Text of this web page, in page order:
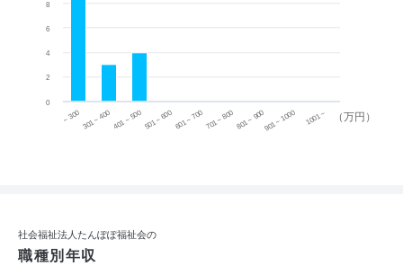
（万円）
~ 300 301 ~ 400 401 ~ 500501 ~ 600601 ~ 700701 ~ 800801 ~ 900901 ~ 1000 1001 ~
0
2
4
6
8
社会福祉法人たんぽぽ福祉会の
職種別年収